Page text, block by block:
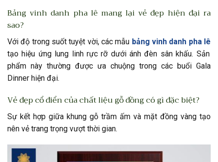
Bảng vinh danh pha lê mang lại vẻ đẹp hiện đại ra
sao?
Với độ trong suốt tuyệt vời, các mẫu bảng vinh danh pha lê
tạo hiệu ứng lung linh rực rỡ dưới ánh đèn sân khấu. Sản
phẩm này thường được ưa chuộng trong các buổi Gala
Dinner hiện đại.
Vẻ đẹp cổ điển của chất liệu gỗ đồng có gì đặc biệt?
Sự kết hợp giữa khung gỗ trầm ấm và mặt đồng vàng tạo
nên vẻ trang trọng vượt thời gian.